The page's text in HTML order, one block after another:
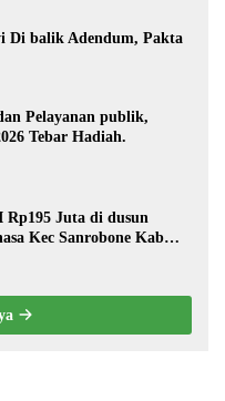
Di balik Adendum, Pakta
Pelayanan publik,
Tebar Hadiah.
Rp195 Juta di dusun
Kec Sanrobone Kab